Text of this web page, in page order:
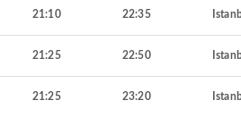
21:10 22:35
21:25 22:50
21:25 23:20